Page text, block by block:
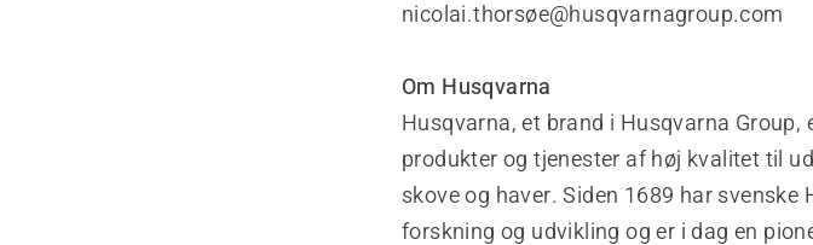
nicolai.thorsøe@husqvarnagroup.com
Om Husqvarna
Husqvarna, et brand i Husqvarna
produkter og tjenester af høj kvalitet til
skove og haver. Siden 1689 har
forskning og udvikling og er i dag en